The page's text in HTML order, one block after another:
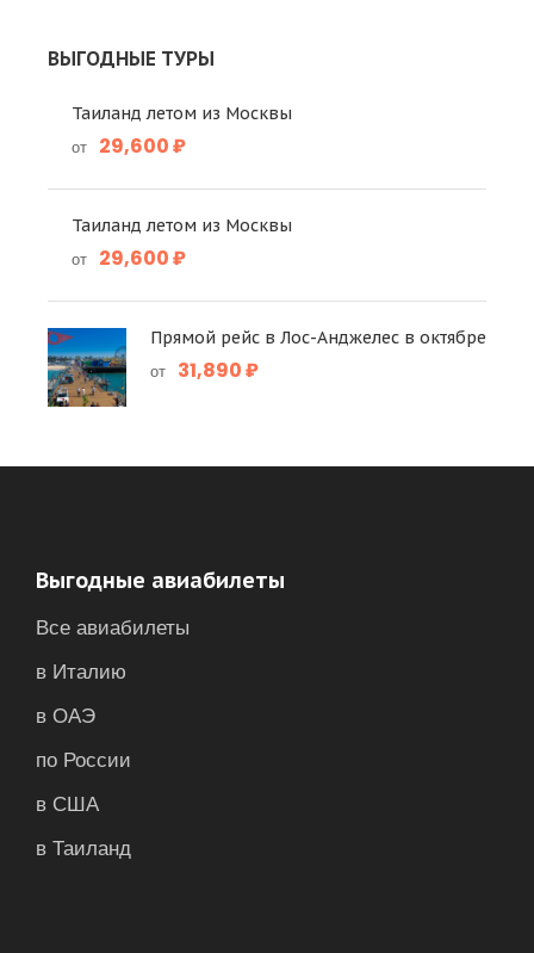
ВЫГОДНЫЕ ТУРЫ
Таиланд летом из Москвы
от 29,600 ₽
Таиланд летом из Москвы
от 29,600 ₽
Прямой рейс в Лос-Анджелес в октябре
от 31,890 ₽
Выгодные авиабилеты
Все авиабилеты
в Италию
в ОАЭ
по России
в США
в Таиланд